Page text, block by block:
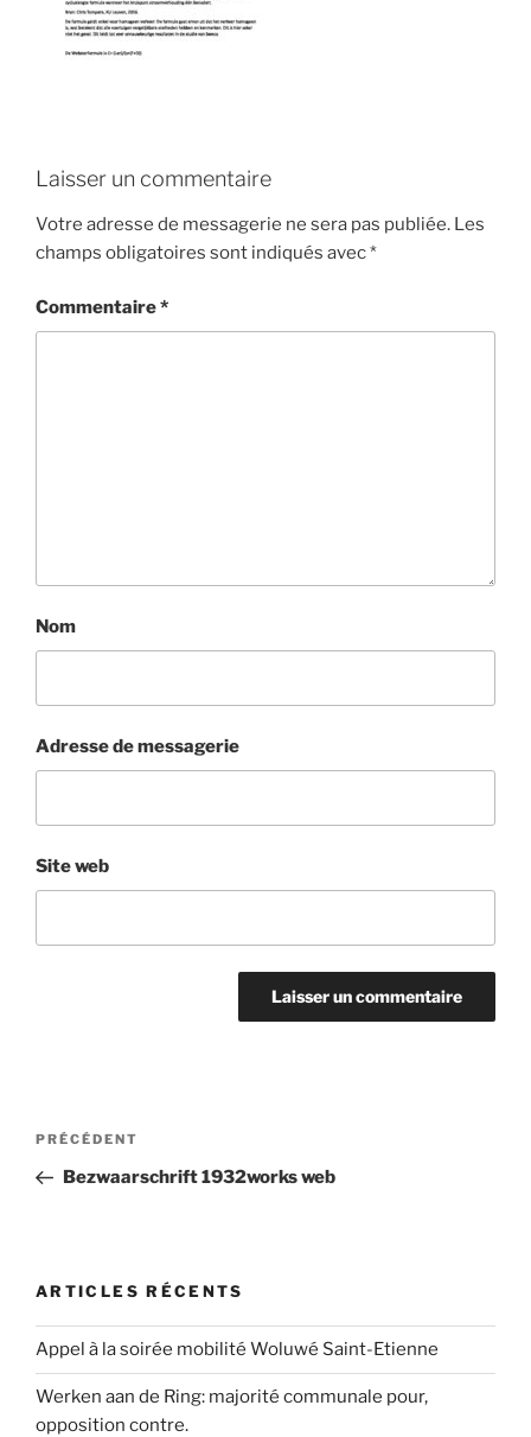
Laisser un commentaire
Votre adresse de messagerie ne sera pas publiée. Les
champs obligatoires sont indiqués avec*
Commentaire*
Nom
Adresse de messagerie
Site web
Navigation
l’article
Article
précédent
PRÉCÉDENT
Bezwaarschrift 1932works web
ARTICLES RÉCENTS
Appel à la soirée mobilité Woluwé Saint-Etienne
Werken aan de Ring: majorité communale pour,
opposition contre.